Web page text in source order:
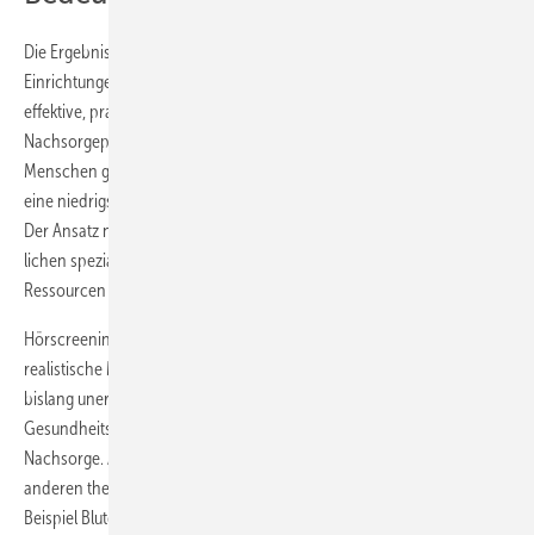
Die Ergebnisse zeigen, dass Hörscreenings außerhalb medizinischer
Einrichtungen, beispielsweise in Hörgerätefachgeschäften, eine
effektive, praktikable und akzeptierte Ergänzung zu bestehenden
Nachsorgeprogrammen darstellen. Das Angebot ist insbesondere für
Menschen geeignet, die keine organisierte Nachsorge besuchen oder
eine niedrigschwellige Alternative außerhalb der Klinik bevorzugen.
Der Ansatz nutzt bestehende Infrastruktur, erfordert keine zusätz­
lichen spezialisierten Einrichtungen und kann daher mit begrenzten
Ressourcen umgesetzt werden.
Hörscreenings in Hörgerätefachgeschäften stellen also eine
realistische Möglichkeit dar, um Versorgungslücken zu reduzieren und
bislang unerkannte Hörprobleme zu identifizieren, insbesondere in
Gesundheitssystemen mit begrenzten Kapazitäten für spezialisierte
Nachsorge. Ähnliche Ansätze könnten zur Früh­erfassung von
anderen therapiebedingten Spätfolgen entwickelt werden, wie zum
Beispiel Blutdruckmessung, Hautuntersuchungen oder